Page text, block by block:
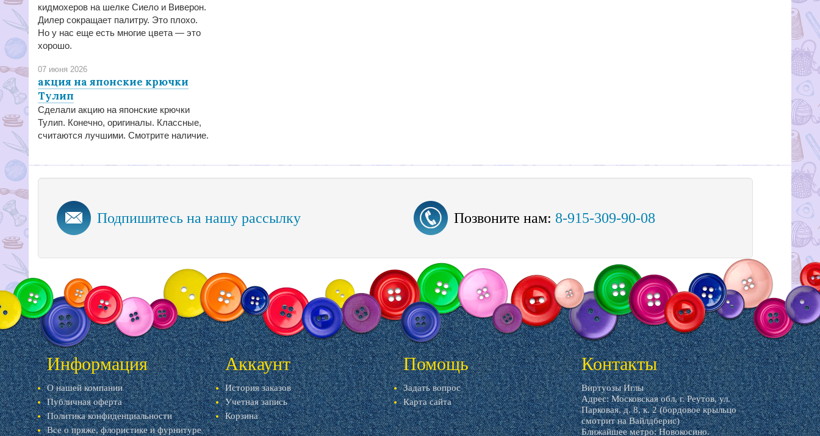
кидмохеров на шелке Сиело и Виверон.
Дилер сокращает палитру. Это плохо.
Но у нас еще есть многие цвета — это
хорошо.
07 июня 2026
акция на японские крючки
Тулип
Сделали акцию на японские крючки
Тулип. Конечно, оригиналы. Классные,
считаются лучшими. Смотрите наличие.
Подпишитесь на нашу рассылку Позвоните нам: 8-915-309-90-08
Информация
О нашей компании
Публичная оферта
Политика конфиденциальности
Все о пряже, флористике и фурнитуре
Аккаунт
История заказов
Учетная запись
Корзина
Помощь
Задать вопрос
Карта сайта
Контакты
Виртуозы Иглы
Адрес: Московская обл, г. Реутов, ул.
Парковая, д. 8, к. 2 (бордовое крыльцо
смотрит на Вайлдберис)
Ближайшее метро: Новокосино.